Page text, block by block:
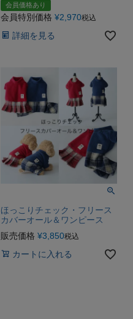
会員価格あり
会員特別価格 ¥2,970税込
詳細を見る
ほっこりチェック・フリース
カバーオール＆ワンピース
販売価格 ¥3,850税込
カートに入れる